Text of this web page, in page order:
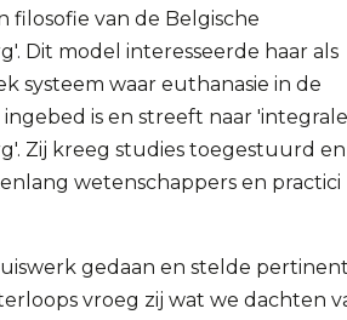
filosofie van de Belgische
Dit model interesseerde haar als
systeem waar euthanasie in de
is en streeft naar 'integrale
Zij kreeg studies toegestuurd en
wetenschappers en practici
gedaan en stelde
vroeg zij wat we dachten